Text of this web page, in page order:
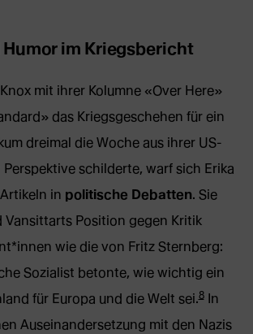
im Kriegsbericht
mit ihrer Kolumne «Over Here»
das Kriegsgeschehen für ein
dreimal die Woche aus ihrer US-
schilderte, warf sich Erika
in politische Debatten. Sie
Position gegen Kritik
wie die von Fritz Sternberg:
Sozialist betonte, wie wichtig ein
für Europa und die Welt sei.8In
Auseinandersetzung mit den Nazis